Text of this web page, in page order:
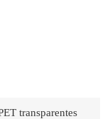
transparentes